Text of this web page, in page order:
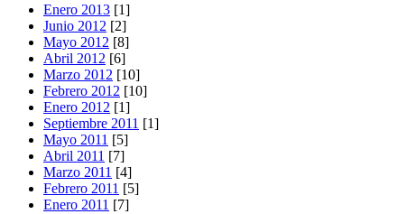
Enero 2013 [1]
Junio 2012 [2]
Mayo 2012 [8]
Abril 2012 [6]
Marzo 2012 [10]
Febrero 2012 [10]
Enero 2012 [1]
Septiembre 2011 [1]
Mayo 2011 [5]
Abril 2011 [7]
Marzo 2011 [4]
Febrero 2011 [5]
Enero 2011 [7]